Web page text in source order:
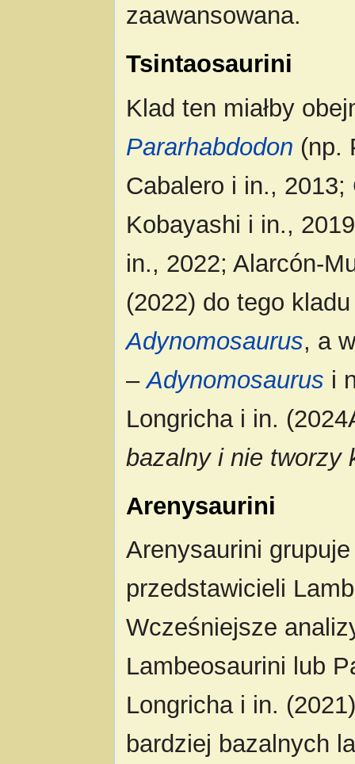
zaawansowana.
Tsintaosaurini
Klad ten miałby
Pararhabdodon (np.
Cabalero i in.,
Kobayashi i in.,
in., 2022; Alarcón-
(2022) do tego
Adynomosaurus, a
–Adynomosaurus i
Longricha i in.
bazalny i nie tworzy
Arenysaurini
Arenysaurini
przedstawicieli
Wcześniejsze
Lambeosaurini lub
Longricha i in.
bardziej bazalnych